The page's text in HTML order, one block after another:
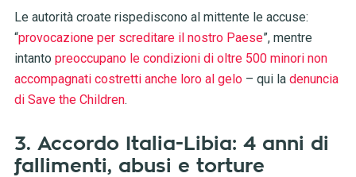
Le autorità croate rispediscono al mittente le accuse:
“provocazione per screditare il nostro Paese”, mentre
intantopreoccupano le condizioni di oltre 500 minori non
accompagnati costretti anche loro al gelo– qui la denuncia
di Save the Children.
3. Accordo Italia-Libia: 4 anni di
fallimenti, abusi e torture